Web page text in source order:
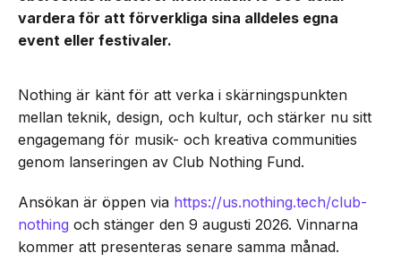
vardera för att förverkliga sina alldeles egna
event eller festivaler.
Nothing är känt för att verka i skärningspunkten
mellan teknik, design, och kultur, och stärker nu sitt
engagemang för musik- och kreativa communities
genom lanseringen av Club Nothing Fund.
Ansökan är öppen via https://us.nothing.tech/club-
nothing och stänger den 9 augusti 2026. Vinnarna
kommer att presenteras senare samma månad.